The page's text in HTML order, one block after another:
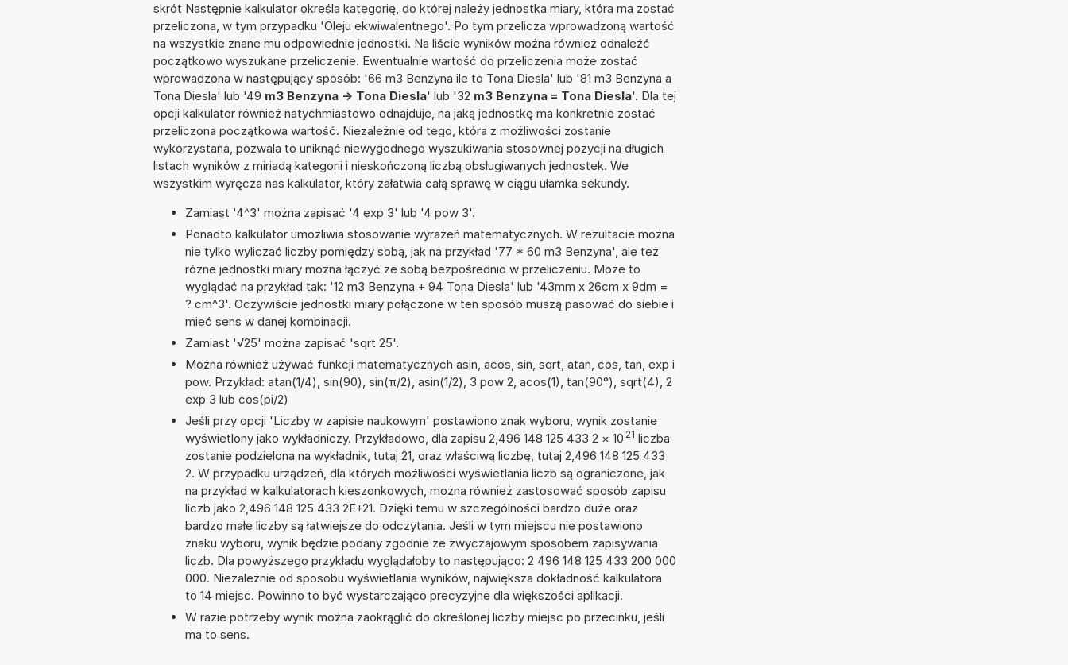
skrót Następnie kalkulator określa kategorię, do której należy jednostka miary, która ma zostać
przeliczona, w tym przypadku 'Oleju ekwiwalentnego'. Po tym przelicza wprowadzoną wartość
na wszystkie znane mu odpowiednie jednostki. Na liście wyników można również odnaleźć
początkowo wyszukane przeliczenie. Ewentualnie wartość do przeliczenia może zostać
wprowadzona w następujący sposób: '66 m3 Benzyna ile to Tona Diesla' lub '81 m3 Benzyna a
Tona Diesla' lub '49 m3 Benzyna -> Tona Diesla' lub '32 m3 Benzyna = Tona Diesla'. Dla tej
opcji kalkulator również natychmiastowo odnajduje, na jaką jednostkę ma konkretnie zostać
przeliczona początkowa wartość. Niezależnie od tego, która z możliwości zostanie
wykorzystana, pozwala to uniknąć niewygodnego wyszukiwania stosownej pozycji na długich
listach wyników z miriadą kategorii i nieskończoną liczbą obsługiwanych jednostek. We
wszystkim wyręcza nas kalkulator, który załatwia całą sprawę w ciągu ułamka sekundy.
Zamiast '4^3' można zapisać '4 exp 3' lub '4 pow 3'.
Ponadto kalkulator umożliwia stosowanie wyrażeń matematycznych. W rezultacie można
nie tylko wyliczać liczby pomiędzy sobą, jak na przykład '77 * 60 m3 Benzyna', ale też
różne jednostki miary można łączyć ze sobą bezpośrednio w przeliczeniu. Może to
wyglądać na przykład tak: '12 m3 Benzyna + 94 Tona Diesla' lub '43mm x 26cm x 9dm =
? cm^3'. Oczywiście jednostki miary połączone w ten sposób muszą pasować do siebie i
mieć sens w danej kombinacji.
Zamiast '√25' można zapisać 'sqrt 25'.
Można również używać funkcji matematycznych asin, acos, sin, sqrt, atan, cos, tan, exp i
pow. Przykład: atan(1/4), sin(90), sin(π/2), asin(1/2), 3 pow 2, acos(1), tan(90°), sqrt(4), 2
exp 3 lub cos(pi/2)
Jeśli przy opcji 'Liczby w zapisie naukowym' postawiono znak wyboru, wynik zostanie
wyświetlony jako wykładniczy. Przykładowo, dla zapisu 2,496 148 125 433 2 × 10 21 liczba
zostanie podzielona na wykładnik, tutaj 21, oraz właściwą liczbę, tutaj 2,496 148 125 433
2. W przypadku urządzeń, dla których możliwości wyświetlania liczb są ograniczone, jak
na przykład w kalkulatorach kieszonkowych, można również zastosować sposób zapisu
liczb jako 2,496 148 125 433 2E+21. Dzięki temu w szczególności bardzo duże oraz
bardzo małe liczby są łatwiejsze do odczytania. Jeśli w tym miejscu nie postawiono
znaku wyboru, wynik będzie podany zgodnie ze zwyczajowym sposobem zapisywania
liczb. Dla powyższego przykładu wyglądałoby to następująco: 2 496 148 125 433 200 000
000. Niezależnie od sposobu wyświetlania wyników, największa dokładność kalkulatora
to 14 miejsc. Powinno to być wystarczająco precyzyjne dla większości aplikacji.
W razie potrzeby wynik można zaokrąglić do określonej liczby miejsc po przecinku, jeśli
ma to sens.